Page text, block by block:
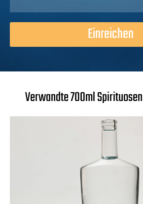
Einreichen
Verwandte 700ml